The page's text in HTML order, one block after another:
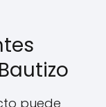
puede